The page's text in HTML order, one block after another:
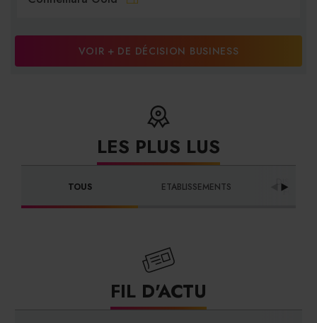
VOIR + DE DÉCISION BUSINESS
LES PLUS LUS
TOUS ETABLISSEMENTS
FIL D'ACTU